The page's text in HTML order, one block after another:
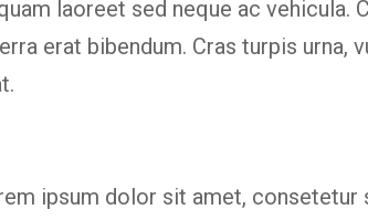
laoreet sed neque ac vehicula.
erat bibendum. Cras turpis
ipsum dolor sit amet, consetetur